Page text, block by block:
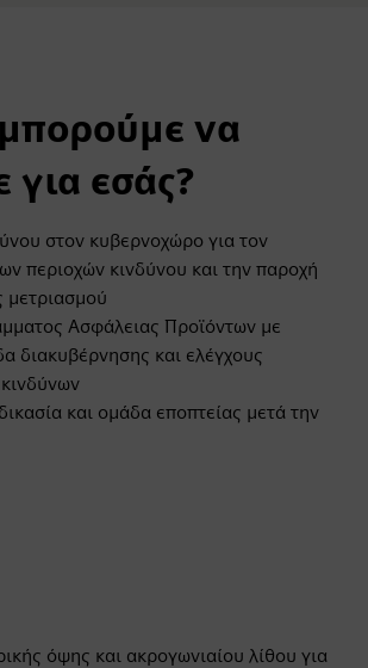
μπορούμε να
για εσάς?
στον κυβερνοχώρο για τον
περιοχών κινδύνου και την παροχή
μετριασμού
Ασφάλειας Προϊόντων με
διακυβέρνησης και ελέγχους
και ομάδα εποπτείας μετά την
όψης και ακρογωνιαίου λίθου για